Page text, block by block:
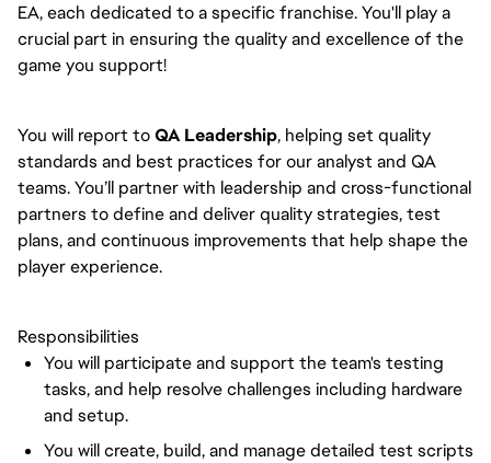
EA, each dedicated to a specific franchise. You'll play a
crucial part in ensuring the quality and excellence of the
game you support!
You will report toQA Leadership, helping set quality
standards and best practices for our analyst and QA
teams. You’ll partner with leadership and cross-functional
partners to define and deliver quality strategies, test
plans, and continuous improvements that help shape the
player experience.
Responsibilities
You will participate and support the team's testing
tasks, and help resolve challenges including hardware
and setup.
You will create, build, and manage detailed test scripts